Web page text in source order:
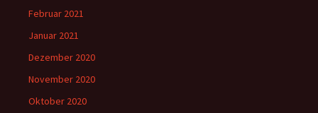
Februar 2021
Januar 2021
Dezember 2020
November 2020
Oktober 2020